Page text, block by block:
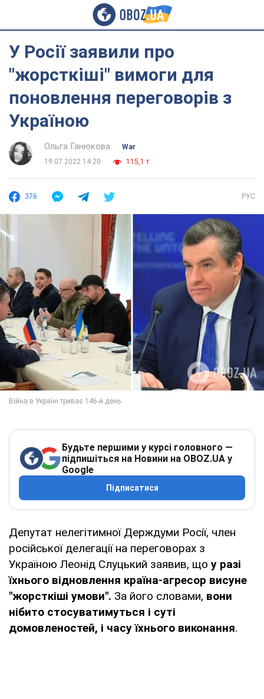
У Росії заявили про
"жорсткіші" вимоги для
поновлення переговорів з
Україною
Ольга Ганюкова
War
19.07.2022 14:20
115,1 т.
376 РУС
Будьте першими у курсі головного —
підпишіться на Новини на OBOZ.UA у
Google
Підписатися
Депутат нелегітимної Держдуми Росії, член
російської делегації на переговорах з
Україною Леонід Слуцький заявив, що у разі
їхнього відновлення країна-агресор висуне
"жорсткіші умови". За його словами, вони
нібито стосуватимуться і суті
домовленостей, і часу їхнього виконання.